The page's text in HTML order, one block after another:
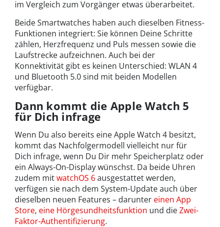
im Vergleich zum Vorgänger etwas überarbeitet.
Beide Smartwatches haben auch dieselben Fitness-
Funktionen integriert: Sie können Deine Schritte
zählen, Herzfrequenz und Puls messen sowie die
Laufstrecke aufzeichnen. Auch bei der
Konnektivität gibt es keinen Unterschied: WLAN 4
und Bluetooth 5.0 sind mit beiden Modellen
verfügbar.
Dann kommt die Apple Watch 5
für Dich infrage
Wenn Du also bereits eine Apple Watch 4 besitzt,
kommt das Nachfolgermodell vielleicht nur für
Dich infrage, wenn Du Dir mehr Speicherplatz oder
ein Always-On-Display wünschst. Da beide Uhren
zudem mitwatchOS 6ausgestattet werden,
verfügen sie nach dem System-Update auch über
dieselben neuen Features – darunter einen App
Store, eine Hörgesundheitsfunktion und dieZwei-
Faktor-Authentifizierung.